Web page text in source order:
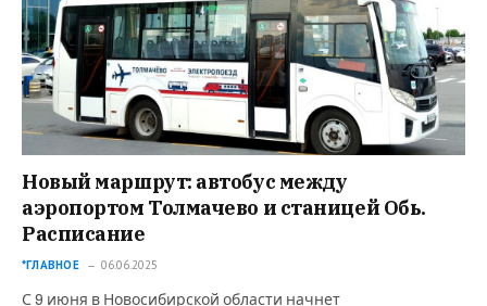
Новый маршрут: автобус между
аэропортом Толмачево и станицей Обь.
Расписание
*ГЛАВНОЕ 06.06.2025
С 9 июня в Новосибирской области начнет